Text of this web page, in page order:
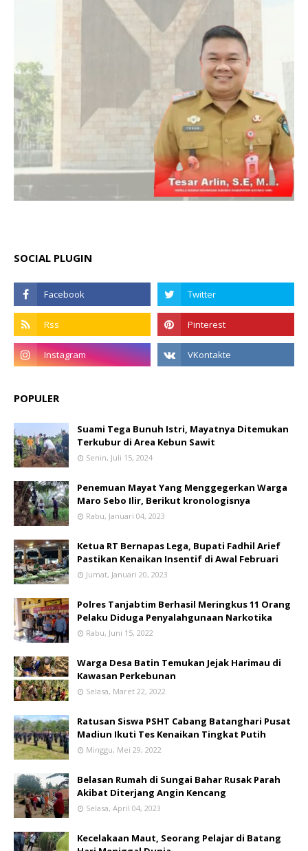
SOCIAL PLUGIN
POPULER
Suami Tega Bunuh Istri, Mayatnya Ditemukan
Terkubur di Area Kebun Sawit
Senin, Juli 15, 2024
Penemuan Mayat Yang Menggegerkan Warga
Maro Sebo Ilir, Berikut kronologisnya
Rabu, Januari 04, 2023
Ketua RT Bernapas Lega, Bupati Fadhil Arief
Pastikan Kenaikan Insentif di Awal Februari
Jumat, Januari 20, 2023
Polres Tanjabtim Berhasil Meringkus 11 Orang
Pelaku Diduga Penyalahgunaan Narkotika
Rabu, Juni 15, 2022
Warga Desa Batin Temukan Jejak Harimau di
Kawasan Perkebunan
Selasa, Maret 22, 2022
Ratusan Siswa PSHT Cabang Batanghari Pusat
Madiun Ikuti Tes Kenaikan Tingkat Putih
Minggu, Mei 29, 2022
Belasan Rumah di Sungai Bahar Rusak Parah
Akibat Diterjang Angin Kencang
Selasa, April 04, 2023
Kecelakaan Maut, Seorang Pelajar di Batang